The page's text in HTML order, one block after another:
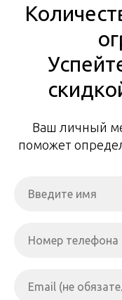
Ваш личный
поможет